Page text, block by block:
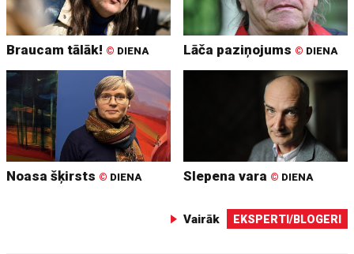
Braucam tālāk! © DIENA Lāča paziņojums © DIENA
Noasa šķirsts © DIENA Slepena vara © DIENA
Vairāk EKSPERTI/BLOGERI